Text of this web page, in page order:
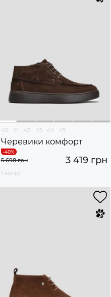
40 41 42 43 44 45
Черевики комфорт
3 419 грн
5 698 грн
1 колір